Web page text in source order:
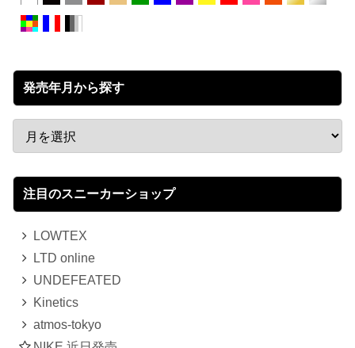
発売年月から探す
注目のスニーカーショップ
LOWTEX
LTD online
UNDEFEATED
Kinetics
atmos-tokyo